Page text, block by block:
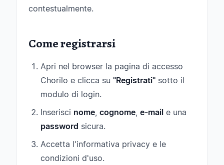
contestualmente.
Come registrarsi
Apri nel browser la pagina di accesso
Chorilo e clicca su "Registrati" sotto il
modulo di login.
Inserisci nome, cognome, e-mail e una
password sicura.
Accetta l'informativa privacy e le
condizioni d'uso.